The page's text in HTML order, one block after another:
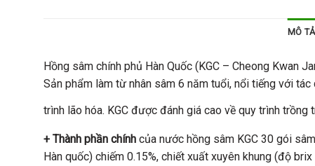
MÔ
Hồng sâm chính phủ Hàn Quốc (KGC – Cheong Kwan
Sản phẩm làm từ nhân sâm 6 năm tuổi, nổi tiếng với
trình lão hóa. KGC được đánh giá cao về quy trình trồng
+ Thành phần chính của nước hồng sâm KGC 30 gói
Hàn quốc) chiếm 0.15%, chiết xuất xuyên khung (độ